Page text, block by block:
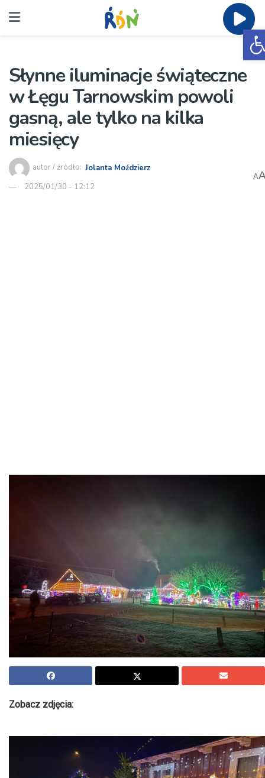
Słynne iluminacje świąteczne
w Łęgu Tarnowskim powoli
gasną, ale tylko na kilka
miesięcy
autor / źródło: Jolanta Moździerz
2025/01/30 - 12:12
A
Zobacz zdjęcia: